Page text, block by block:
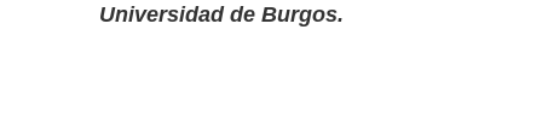
Universidad de Burgos.